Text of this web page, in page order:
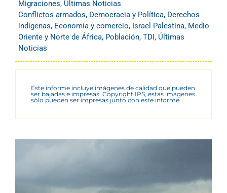
Migraciones, Últimas Noticias
Conflictos armados, Democracia y Política, Derechos
indígenas, Economía y comercio, Israel Palestina, Medio
Oriente y Norte de África, Población, TDI, Últimas
Noticias
Este informe incluye imágenes de calidad que pueden
ser bajadas e impresas. Copyright IPS, estas imágenes
sólo pueden ser impresas junto con este informe